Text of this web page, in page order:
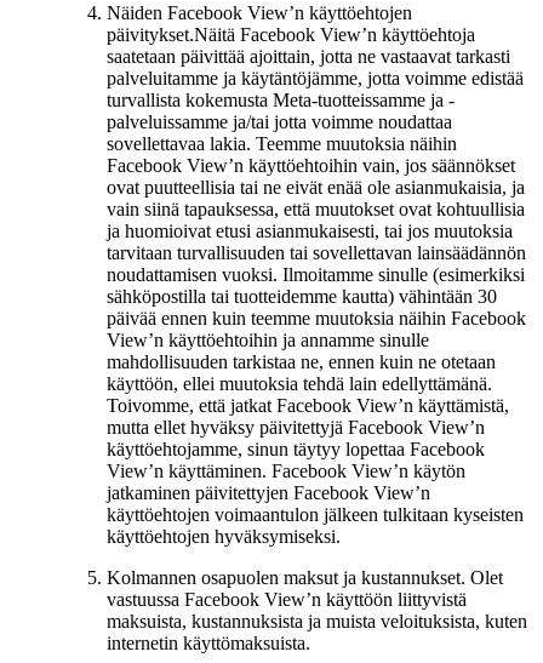
Näiden Facebook View’n käyttöehtojen
päivitykset.Näitä Facebook View’n käyttöehtoja
saatetaan päivittää ajoittain, jotta ne vastaavat tarkasti
palveluitamme ja käytäntöjämme, jotta voimme edistää
turvallista kokemusta Meta-tuotteissamme ja -
palveluissamme ja/tai jotta voimme noudattaa
sovellettavaa lakia. Teemme muutoksia näihin
Facebook View’n käyttöehtoihin vain, jos säännökset
ovat puutteellisia tai ne eivät enää ole asianmukaisia, ja
vain siinä tapauksessa, että muutokset ovat kohtuullisia
ja huomioivat etusi asianmukaisesti, tai jos muutoksia
tarvitaan turvallisuuden tai sovellettavan lainsäädännön
noudattamisen vuoksi. Ilmoitamme sinulle (esimerkiksi
sähköpostilla tai tuotteidemme kautta) vähintään 30
päivää ennen kuin teemme muutoksia näihin Facebook
View’n käyttöehtoihin ja annamme sinulle
mahdollisuuden tarkistaa ne, ennen kuin ne otetaan
käyttöön, ellei muutoksia tehdä lain edellyttämänä.
Toivomme, että jatkat Facebook View’n käyttämistä,
mutta ellet hyväksy päivitettyjä Facebook View’n
käyttöehtojamme, sinun täytyy lopettaa Facebook
View’n käyttäminen. Facebook View’n käytön
jatkaminen päivitettyjen Facebook View’n
käyttöehtojen voimaantulon jälkeen tulkitaan kyseisten
käyttöehtojen hyväksymiseksi.
Kolmannen osapuolen maksut ja kustannukset. Olet
vastuussa Facebook View’n käyttöön liittyvistä
maksuista, kustannuksista ja muista veloituksista, kuten
internetin käyttömaksuista.